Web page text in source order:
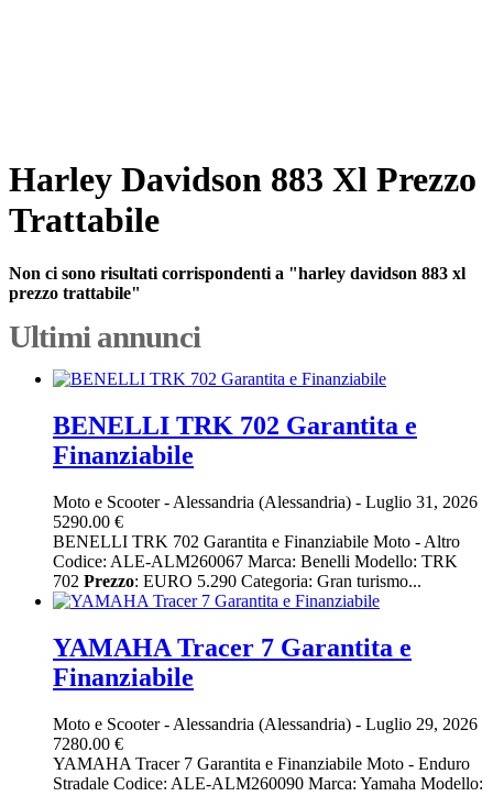
Harley Davidson 883 Xl Prezzo
Trattabile
Non ci sono risultati corrispondenti a "harley davidson 883 xl
prezzo trattabile"
Ultimi annunci
BENELLI TRK 702 Garantita e
Finanziabile
Moto e Scooter- Alessandria (Alessandria) - Luglio 31, 2026
5290.00 €
BENELLI TRK 702 Garantita e Finanziabile Moto - Altro
Codice: ALE-ALM260067 Marca: Benelli Modello: TRK
702 Prezzo: EURO 5.290 Categoria: Gran turismo...
YAMAHA Tracer 7 Garantita e
Finanziabile
Moto e Scooter- Alessandria (Alessandria) - Luglio 29, 2026
7280.00 €
YAMAHA Tracer 7 Garantita e Finanziabile Moto - Enduro
Stradale Codice: ALE-ALM260090 Marca: Yamaha Modello: